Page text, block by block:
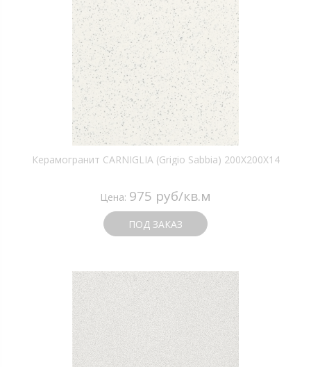
Керамогранит CARNIGLIA (Grigio Sabbia) 200X200X14
Цена: 975 руб/кв.м
ПОД ЗАКАЗ